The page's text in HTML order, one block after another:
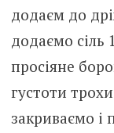
додаєм до
додаємо сіль
просіяне
густоти
закриваємо і